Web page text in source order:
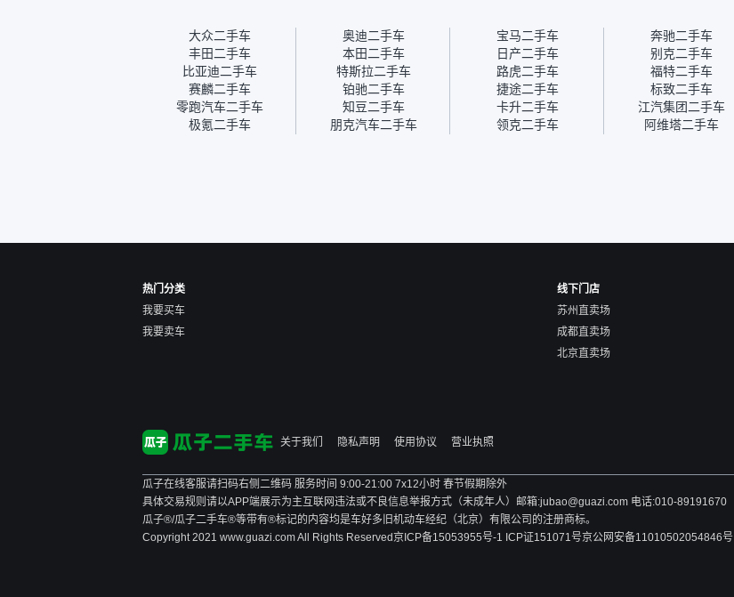
我第一天看车，第二天你们
就约我到店，我第三天去提
的车。去之前我提前跟交接
人员说好，到了之后要当着
我的面再做一次复检，你们
也安排了师傅，服务可以，
速度很快。体验下来自营车
为瓜子有质保，车子出小毛
病维修更有保障。”
大众二手车 奥迪二手车 宝马二手车
奔驰二手车
丰田二手车
本田二手车 日产二手车
别克二手车
比亚迪二手车
特斯拉二手车 路虎二手车
福特二手车
赛麟二手车
铂驰二手车 捷途二手车
标致二手车
零跑汽车二手车
知豆二手车 卡升二手车
江汽集团二手车
极氪二手车
朋克汽车二手车 领克二手车 阿维塔二手车
热门分类
我要买车
我要卖车
线下门店
苏州直卖场
成都直卖场
北京直卖场
关于我们
隐私声明 使用协议 营业执照
瓜子在线客服请扫码右侧二维码 服务时间 9:00-21:00 7x12小时 春节假期除外
具体交易规则请以APP端展示为主 互联网违法或不良信息举报方式（未成年人）邮箱:jubao@guazi.com 电话:010-89191670
瓜子®/瓜子二手车®等带有®标记的内容均是车好多旧机动车经纪（北京）有限公司的注册商标。
Copyright 2021 www.guazi.com All Rights Reserved京ICP备15053955号-1 ICP证151071号京公网安备11010502054846号